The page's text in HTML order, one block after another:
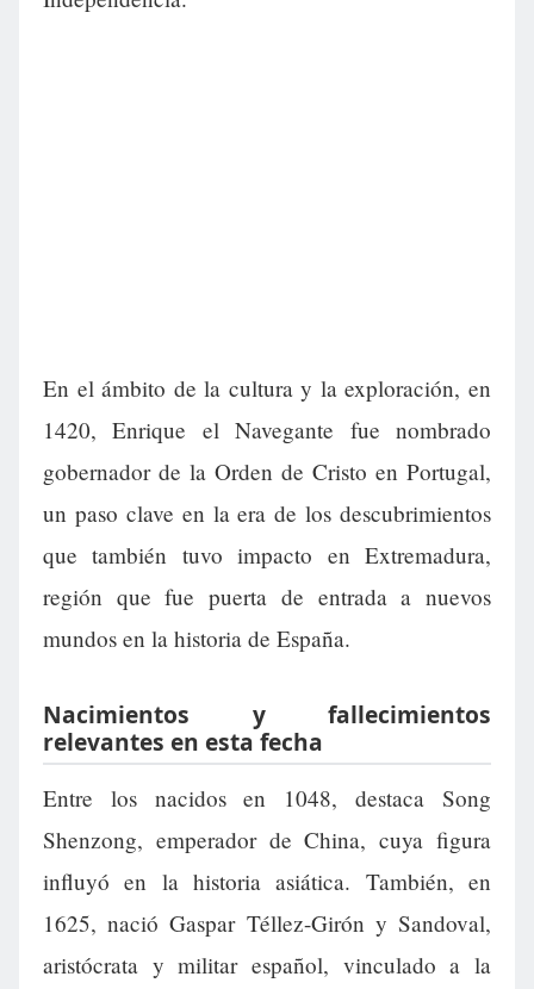
En el ámbito de la cultura y la exploración, en
1420, Enrique el Navegante fue nombrado
gobernador de la Orden de Cristo en Portugal,
un paso clave en la era de los descubrimientos
que también tuvo impacto en Extremadura,
región que fue puerta de entrada a nuevos
mundos en la historia de España.
Nacimientos y fallecimientos
relevantes en esta fecha
Entre los nacidos en 1048, destaca Song
Shenzong, emperador de China, cuya figura
influyó en la historia asiática. También, en
1625, nació Gaspar Téllez-Girón y Sandoval,
aristócrata y militar español, vinculado a la